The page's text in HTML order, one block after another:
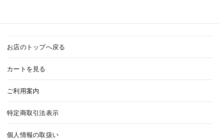
お店のトップへ戻る
カートを見る
ご利用案内
特定商取引法表示
個人情報の取扱い